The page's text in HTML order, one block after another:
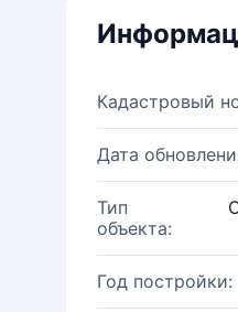
Кадастровый
Дата
Тип
объекта:
Год постройки: